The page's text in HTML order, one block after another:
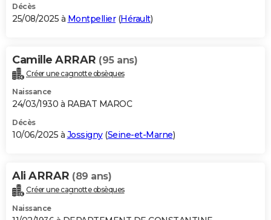
Décès
25/08/2025 à Montpellier(Hérault)
Camille ARRAR (95 ans)
Créer une cagnotte obsèques
Naissance
24/03/1930 à RABAT MAROC
Décès
10/06/2025 à Jossigny(Seine-et-Marne)
Ali ARRAR (89 ans)
Créer une cagnotte obsèques
Naissance